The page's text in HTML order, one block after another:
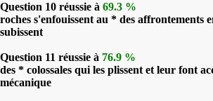
Question 10 réussie à 69.3 %
roches s'enfouissent au * des affrontements
subissent
Question 11 réussie à 76.9 %
des * colossales qui les plissent et leur font
mécanique